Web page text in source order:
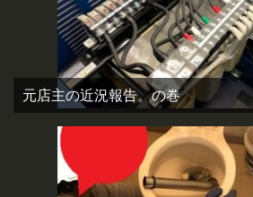
元店主の近況報告。の巻